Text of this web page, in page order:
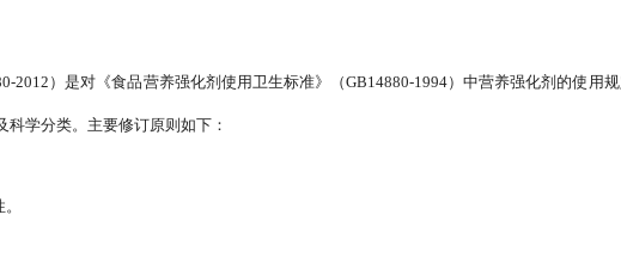
2012）是对《食品营养强化剂使用卫生标准》（GB14880-1994）中营养强化剂的使用
学分类。主要修订原则如下：